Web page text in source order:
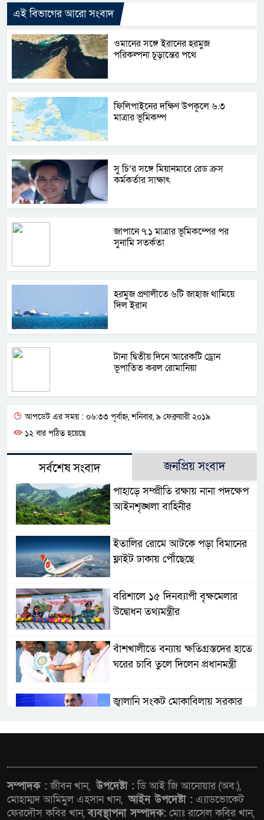
এই বিভাগের আরো সংবাদ
ওমানের সঙ্গে ইরানের হরমুজ
পরিকল্পনা চূড়ান্তের পথে
ফিলিপাইনের দক্ষিণ উপকূলে ৬.৩
মাত্রার ভূমিকম্প
সু চি’র সঙ্গে মিয়ানমারে রেড ক্রস
কর্মকর্তার সাক্ষাৎ
জাপানে ৭.১ মাত্রার ভূমিকম্পের পর
সুনামি সতর্কতা
হরমুজ প্রণালীতে ৬টি জাহাজ থামিয়ে
দিল ইরান
টানা দ্বিতীয় দিনে আরেকটি ড্রোন
ভূপাতিত করল রোমানিয়া
আপডেট এর সময় : ০৬:৩৩ পূর্বাহ্ন, শনিবার, ৯ ফেব্রুয়ারী ২০১৯
১২ বার পঠিত হয়েছে
সর্বশেষ সংবাদ জনপ্রিয় সংবাদ
পাহাড়ে সম্প্রীতি রক্ষায় নানা পদক্ষেপ
আইনশৃঙ্খলা বাহিনীর
ইতালির রোমে আটকে পড়া বিমানের
ফ্লাইট ঢাকায় পৌঁছেছে
বরিশালে ১৫ দিনব্যাপী বৃক্ষমেলার
উদ্বোধন তথ্যমন্ত্রীর
বাঁশখালীতে বন্যায় ক্ষতিগ্রস্তদের হাতে
ঘরের চাবি তুলে দিলেন প্রধানমন্ত্রী
জ্বালানি সংকট মোকাবিলায় সরকার
ঢাকা কেন্দ্রীয় কমিটির নির্বাহী সদস্য
সিএমএসএফ পুঁজিবাজারে
সম্পাদক :জীবন খান,উপদেষ্টা :ডি আই জি আনোয়ার (অব:),
মোহাম্মদ আমিমুল এহসান খান,আইন উপদেষ্টা : এ্যাডভোকেট
ফেরদৌস কবির খান,ব্যবস্থাপনা সম্পাদক: মোঃ রাসেল কবির খান,